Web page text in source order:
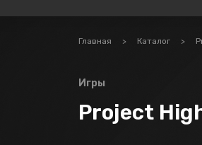
Главная > Каталог >
Игры
Project